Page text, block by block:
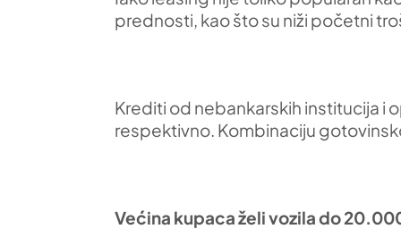
prednosti, kao što su niži početni
Krediti od nebankarskih institucija i
respektivno. Kombinaciju
Većina kupaca želi vozila do